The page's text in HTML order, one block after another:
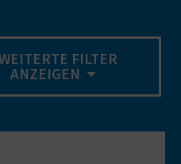
FILTER
ANZEIGEN